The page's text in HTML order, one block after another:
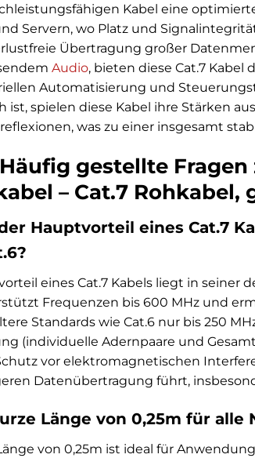
Kabel eine
Servern, wo Platz und
Übertragung großer
Audio, bieten diese Cat.7
Automatisierung und
ist, spielen diese Kabel ihre Stärken
was zu einer insgesamt
gestellte Fragen
– Cat.7 Rohkabel,
Hauptvorteil eines Cat.7
eines Cat.7 Kabels liegt in
Frequenzen bis 600 MHz und
Standards wie Cat.6 nur bis 250
(individuelle Adernpaare und
vor elektromagnetischen
Datenübertragung führt,
Länge von 0,25m für
von 0,25m ist ideal für